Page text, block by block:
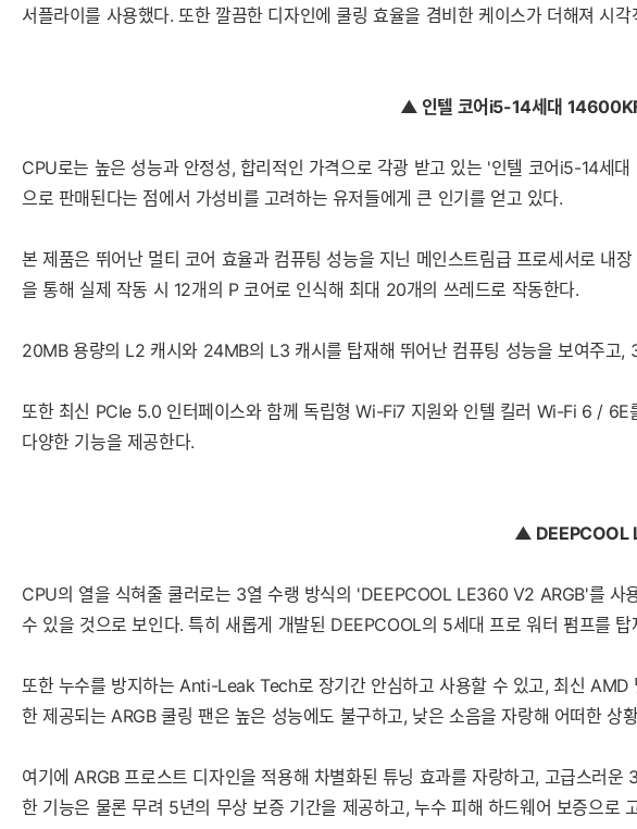
서플라이를 사용했다. 또한 깔끔한 디자인에 쿨링 효율을 겸비한 케이스가 더해져 시
▲ 인텔 코어i5-14세대
CPU로는 높은 성능과 안정성, 합리적인 가격으로 각광 받고 있는 '인텔 코어i5-14세
으로 판매된다는 점에서 가성비를 고려하는 유저들에게 큰 인기를 얻고 있다.
본 제품은 뛰어난 멀티 코어 효율과 컴퓨팅 성능을 지닌 메인스트림급 프로세서로 내
을 통해 실제 작동 시 12개의 P 코어로 인식해 최대 20개의 쓰레드로 작동한다.
20MB 용량의 L2 캐시와 24MB의 L3 캐시를 탑재해 뛰어난 컴퓨팅 성능을 보여주고
또한 최신 PCIe 5.0 인터페이스와 함께 독립형 Wi-Fi7 지원와 인텔 킬러 Wi-Fi 6 /
다양한 기능을 제공한다.
▲ DEEPCOOL
CPU의 열을 식혀줄 쿨러로는 3열 수랭 방식의 'DEEPCOOL LE360 V2 ARGB'를 사
수 있을 것으로 보인다. 특히 새롭게 개발된 DEEPCOOL의 5세대 프로 워터 펌프를
또한 누수를 방지하는 Anti-Leak Tech로 장기간 안심하고 사용할 수 있고, 최신
한 제공되는 ARGB 쿨링 팬은 높은 성능에도 불구하고, 낮은 소음을 자랑해 어떠한 상
여기에 ARGB 프로스트 디자인을 적용해 차별화된 튜닝 효과를 자랑하고, 고급스러
한 기능은 물론 무려 5년의 무상 보증 기간을 제공하고, 누수 피해 하드웨어 보증으로